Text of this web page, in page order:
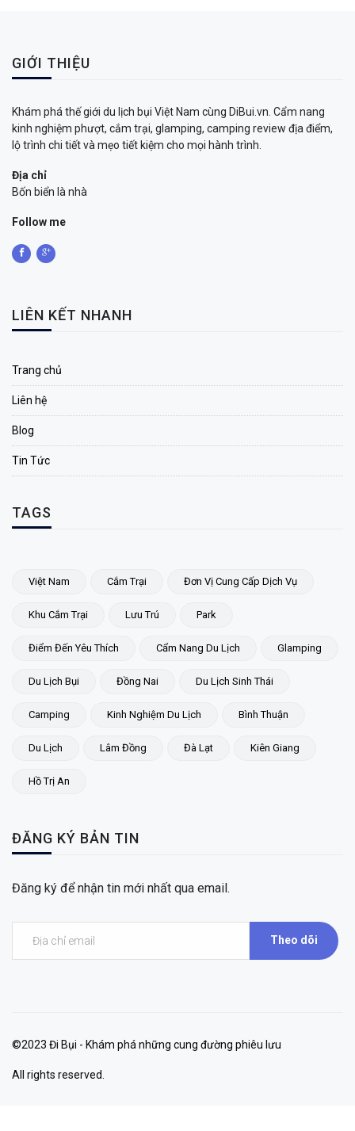
GIỚI THIỆU
Khám phá thế giới du lịch bụi Việt Nam cùng DiBui.vn. Cẩm nang
kinh nghiệm phượt, cắm trại, glamping, camping review địa điểm,
lộ trình chi tiết và mẹo tiết kiệm cho mọi hành trình.
Địa chỉ
Bốn biển là nhà
Follow me
LIÊN KẾT NHANH
Trang chủ
Liên hệ
Blog
Tin Tức
TAGS
Việt Nam Cắm Trại Đơn Vị Cung Cấp Dịch Vụ
Khu Cắm Trại Lưu Trú Park
Điểm Đến Yêu Thích Cẩm Nang Du Lịch Glamping
Du Lịch Bụi Đồng Nai Du Lịch Sinh Thái
Camping Kinh Nghiệm Du Lịch Bình Thuận
Du Lịch Lâm Đồng Đà Lạt Kiên Giang
Hồ Trị An
ĐĂNG KÝ BẢN TIN
Đăng ký để nhận tin mới nhất qua email.
Theo dõi
©2023 Đi Bụi - Khám phá những cung đường phiêu lưu
All rights reserved.